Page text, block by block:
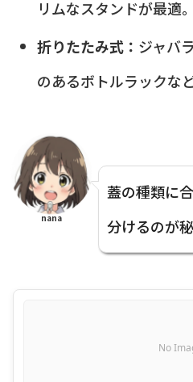
リムなスタンドが最適。
折りたたみ式： ジャバ
のあるボトルラックな
nana
蓋の種類に
分けるのが
No